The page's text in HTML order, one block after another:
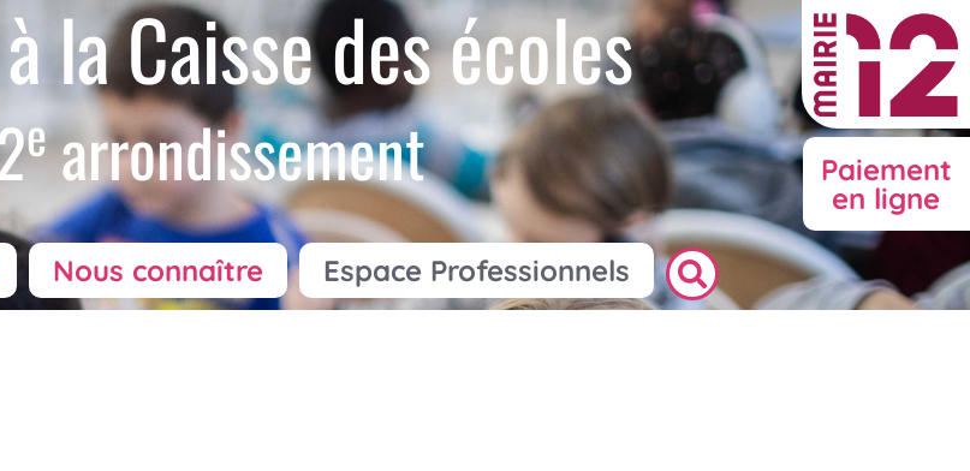
la Caisse des écoles
earrondissement
Paiement
en ligne
Nous connaître Espace Professionnels